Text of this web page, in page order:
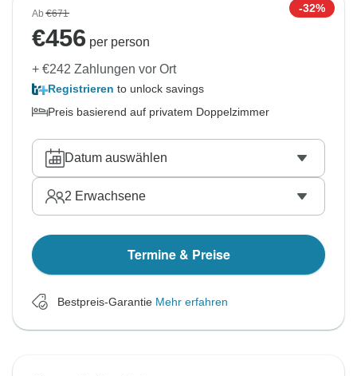
Ab€671 -32%
€456 per person
+ €242 Zahlungen vor Ort
Registrieren to unlock savings
Preis basierend auf privatem Doppelzimmer
Datum auswählen
2 Erwachsene
Termine & Preise
Bestpreis-Garantie Mehr erfahren